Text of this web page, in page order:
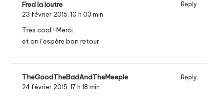
Fred la loutre
Reply
23 février 2015, 10 h 03 min
Très cool ! Merci,
et on l’espère bon retour
TheGoodTheBadAndTheMeeple
Reply
24 février 2015, 17 h 18 min